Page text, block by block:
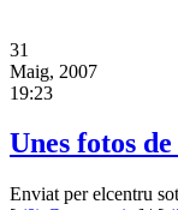
31
Maig, 2007
19:23
Unes fotos
Enviat per elcentru